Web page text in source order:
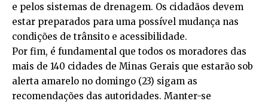
e pelos sistemas de drenagem. Os cidadãos devem
estar preparados para uma possível mudança nas
condições de trânsito e acessibilidade.
Por fim, é fundamental que todos os moradores das
mais de 140 cidades de Minas Gerais que estarão sob
alerta amarelo no domingo (23) sigam as
recomendações das autoridades. Manter-se